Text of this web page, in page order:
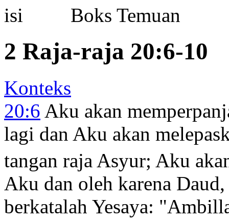
Boks Temuan
2 Raja-raja 20:6-10
Konteks
20:6 Aku akan
lagi dan Aku akan
tangan raja Asyur; Aku
Aku dan oleh karena
berkatalah Yesaya: